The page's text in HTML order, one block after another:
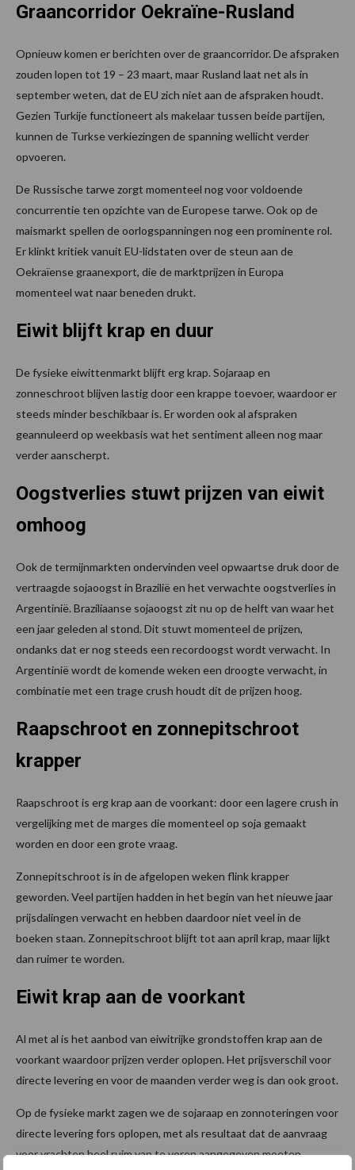
Graancorridor Oekraïne-Rusland
Opnieuw komen er berichten over de graancorridor. De afspraken
zouden lopen tot 19 – 23 maart, maar Rusland laat net als in
september weten, dat de EU zich niet aan de afspraken houdt.
Gezien Turkije functioneert als makelaar tussen beide partijen,
kunnen de Turkse verkiezingen de spanning wellicht verder
opvoeren.
De Russische tarwe zorgt momenteel nog voor voldoende
concurrentie ten opzichte van de Europese tarwe. Ook op de
maismarkt spellen de oorlogspanningen nog een prominente rol.
Er klinkt kritiek vanuit EU-lidstaten over de steun aan de
Oekraïense graanexport, die de marktprijzen in Europa
momenteel wat naar beneden drukt.
Eiwit blijft krap en duur
De fysieke eiwittenmarkt blijft erg krap. Sojaraap en
zonneschroot blijven lastig door een krappe toevoer, waardoor er
steeds minder beschikbaar is. Er worden ook al afspraken
geannuleerd op weekbasis wat het sentiment alleen nog maar
verder aanscherpt.
Oogstverlies stuwt prijzen van eiwit
omhoog
Ook de termijnmarkten ondervinden veel opwaartse druk door de
vertraagde sojaoogst in Brazilië en het verwachte oogstverlies in
Argentinië. Braziliaanse sojaoogst zit nu op de helft van waar het
een jaar geleden al stond. Dit stuwt momenteel de prijzen,
ondanks dat er nog steeds een recordoogst wordt verwacht. In
Argentinië wordt de komende weken een droogte verwacht, in
combinatie met een trage crush houdt dit de prijzen hoog.
Raapschroot en zonnepitschroot
krapper
Raapschroot is erg krap aan de voorkant: door een lagere crush in
vergelijking met de marges die momenteel op soja gemaakt
worden en door een grote vraag.
Zonnepitschroot is in de afgelopen weken flink krapper
geworden. Veel partijen hadden in het begin van het nieuwe jaar
prijsdalingen verwacht en hebben daardoor niet veel in de
boeken staan. Zonnepitschroot blijft tot aan april krap, maar lijkt
dan ruimer te worden.
Eiwit krap aan de voorkant
Al met al is het aanbod van eiwitrijke grondstoffen krap aan de
voorkant waardoor prijzen verder oplopen. Het prijsverschil voor
directe levering en voor de maanden verder weg is dan ook groot.
Op de fysieke markt zagen we de sojaraap en zonnoteringen voor
directe levering fors oplopen, met als resultaat dat de aanvraag
voor vrachten heel ruim van te voren aangegeven moeten